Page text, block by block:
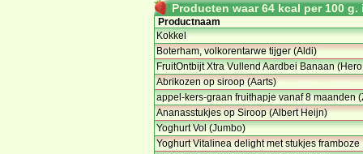
Producten waar 64 kcal per 100
Productnaam
Kokkel
Boterham, volkorentarwe tijger (Aldi)
FruitOntbijt Xtra Vullend Aardbei Banaan (Hero
Abrikozen op siroop (Aarts)
appel-kers-graan fruithapje vanaf 8 maanden
Ananasstukjes op Siroop (Albert Heijn)
Yoghurt Vol (Jumbo)
Yoghurt Vitalinea delight met stukjes framboze